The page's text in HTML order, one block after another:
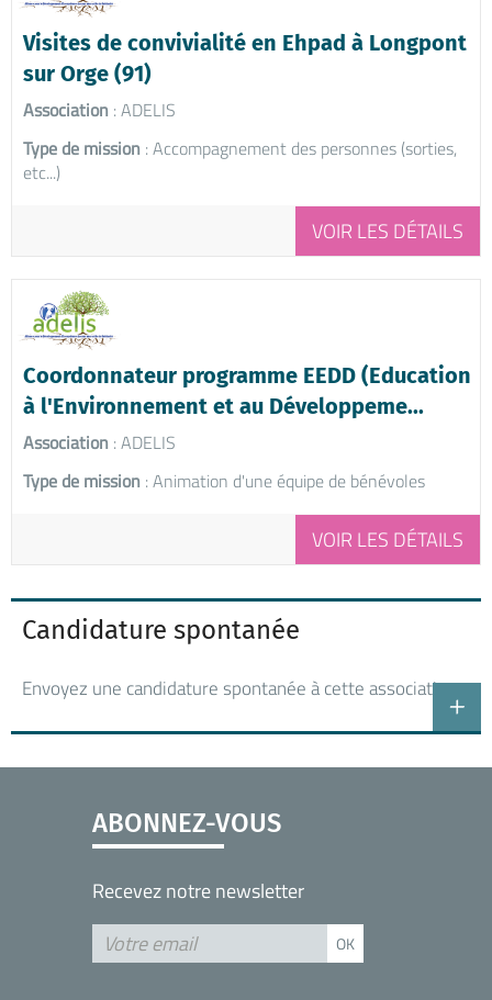
Visites de convivialité en Ehpad à Longpont
sur Orge (91)
Association : ADELIS
Type de mission : Accompagnement des personnes (sorties,
etc...)
VOIR LES DÉTAILS
Coordonnateur programme EEDD (Education
à l'Environnement et au Développeme...
Association : ADELIS
Type de mission : Animation d'une équipe de bénévoles
VOIR LES DÉTAILS
Candidature spontanée
Envoyez une candidature spontanée à cette association
ABONNEZ-VOUS
Recevez notre newsletter